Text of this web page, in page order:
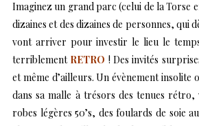
Imaginez un grand parc (celui de la Torse
dizaines et des dizaines de personnes, qui
vont arriver pour investir le lieu le
terriblementRETRO ! Des invités
et même d’ailleurs. Un évènement insolite
dans sa malle à trésors des tenues rétro,
robes légères 50’s, des foulards de soie